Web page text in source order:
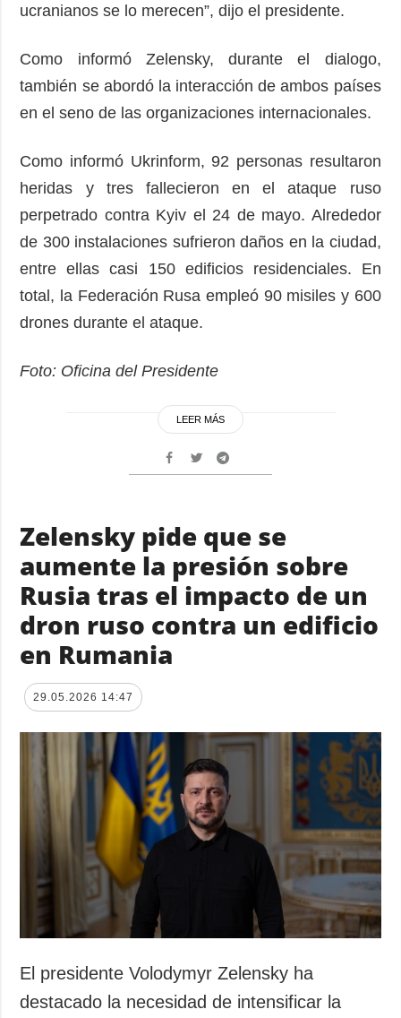
ucranianos se lo merecen”, dijo el presidente.
Como informó Zelensky, durante el dialogo,
también se abordó la interacción de ambos países
en el seno de las organizaciones internacionales.
Como informó Ukrinform, 92 personas resultaron
heridas y tres fallecieron en el ataque ruso
perpetrado contra Kyiv el 24 de mayo. Alrededor
de 300 instalaciones sufrieron daños en la ciudad,
entre ellas casi 150 edificios residenciales. En
total, la Federación Rusa empleó 90 misiles y 600
drones durante el ataque.
Foto: Oficina del Presidente
LEER MÁS
Zelensky pide que se
aumente la presión sobre
Rusia tras el impacto de un
dron ruso contra un edificio
en Rumania
29.05.2026 14:47
El presidente Volodymyr Zelensky ha
destacado la necesidad de intensificar la